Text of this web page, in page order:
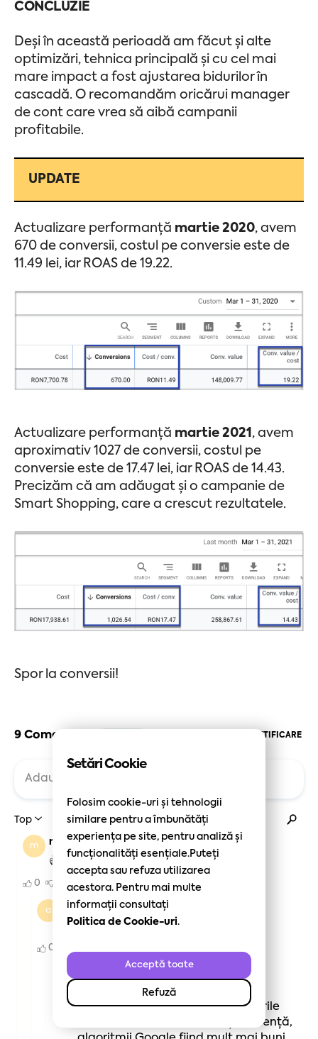
CONCLUZIE
Deși în această perioadă am făcut și alte
optimizări, tehnica principală și cu cel mai
mare impact a fost ajustarea bidurilor în
cascadă. O recomandăm oricărui manager
de cont care vrea să aibă campanii
profitabile.
UPDATE
Actualizare performanță martie 2020, avem
670 de conversii, costul pe conversie este de
11.49 lei, iar ROAS de 19.22.
Actualizare performanță martie 2021 , avem
aproximativ 1027 de conversii, costul pe
conversie este de 17.47 lei, iar ROAS de 14.43.
Precizăm că am adăugat și o campanie de
Smart Shopping, care a crescut rezultatele.
Spor la conversii!
Setări Cookie
Folosim cookie-uri și tehnologii
similare pentru a îmbunătăți
experiența pe site, pentru analiză și
funcționalități esențiale.Puteți
accepta sau refuza utilizarea
acestora. Pentru mai multe
informații consultați
Politica de Cookie-uri.
Acceptă toate
Refuză